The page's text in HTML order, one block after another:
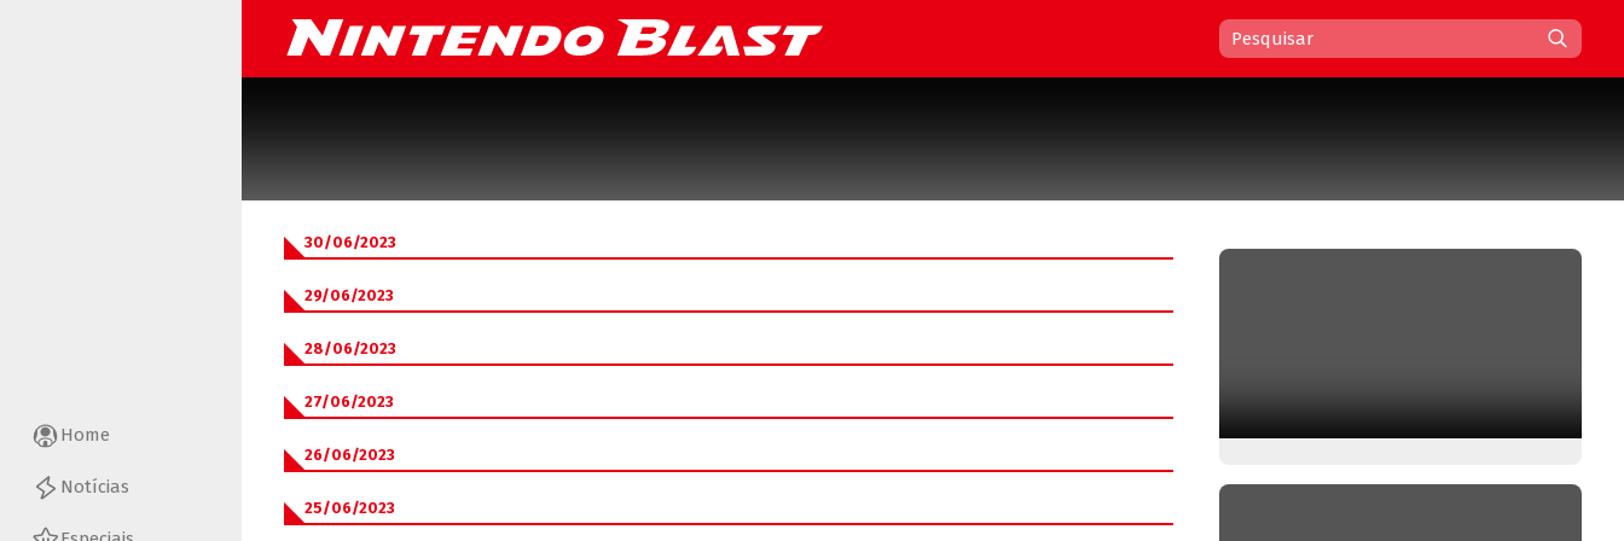
Home
Notícias
30/06/2023
29/06/2023
28/06/2023
27/06/2023
26/06/2023
25/06/2023